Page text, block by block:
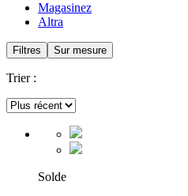
Magasinez
Altra
Filtres Sur mesure
Trier :
Solde